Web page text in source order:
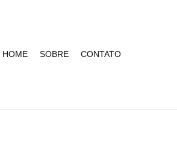
HOME SOBRE CONTATO